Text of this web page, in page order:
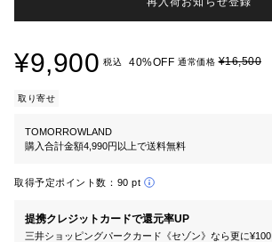
¥9,900 税込 40%OFF 通常価格¥16,500
取り寄せ
TOMORROWLAND
購入合計金額4,990円以上で送料無料
取得予定ポイント数： 90 pt
提携クレジットカードで還元率UP
三井ショッピングパークカード《セゾン》なら更に¥100